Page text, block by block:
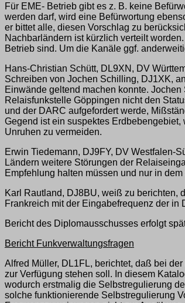
Für EME- Betrieb gibt es z. B. keine
werden darf, wird eine Befürwortung
er bittet alle, diesen Vorschlag zu
Nachbarländern ist kürzlich verteilt
Betrieb sind. Um die Kanäle ggf.
Hans-Christian Schütt, DL9XN, DV
Schreiben von Jochen Schilling, DJ1XK,
Einwände geltend machen konnte.
Relaisfunkstelle Göppingen nicht den
und der DARC aufgefordert werde,
Gegend ist ein suspektes
Unruhen zu vermeiden.
Erwin Tiedemann, DJ9FY, DV Westfalen-
Ländern weitere Störungen der
Empfehlung halten müssen und nur in
Karl Rautland, DJ8BU, weiß zu berichten,
Frankreich mit der Eingabefrequenz der
Bericht des Diplomausschusses erfolgt
Bericht Funkverwaltungsfragen
Alfred Müller, DL1FL, berichtet, daß bei
zur Verfügung stehen soll. In diesem
wodurch erstmalig die Selbstregulierung
solche funktionierende Selbstregulierung